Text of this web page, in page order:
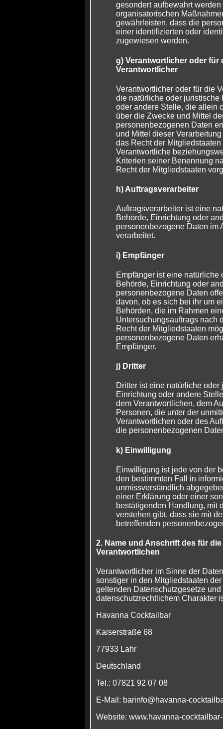
gesondert aufbewahrt
organisatorischen
gewährleisten, dass die
einer identifizierten oder
zugewiesen werden.
g) Verantwortlicher oder für
Verantwortlicher
Verantwortlicher oder für die
die natürliche oder juristische
oder andere Stelle, die allein
über die Zwecke und Mittel
personenbezogenen Daten
und Mittel dieser
das Recht der
Verantwortliche
Kriterien seiner Benennung
Recht der Mitgliedstaaten
h) Auftragsverarbeiter
Auftragsverarbeiter ist eine
Behörde, Einrichtung oder
personenbezogene Daten im
verarbeitet.
i) Empfänger
Empfänger ist eine natürliche
Behörde, Einrichtung oder
personenbezogene Daten
davon, ob es sich bei ihr um
Behörden, die im Rahmen
Untersuchungsauftrags nach
Recht der Mitgliedstaaten
personenbezogene Daten
Empfänger.
j) Dritter
Dritter ist eine natürliche
Einrichtung oder andere
dem Verantwortlichen, dem
Personen, die unter der
Verantwortlichen oder des
die personenbezogenen
k) Einwilligung
Einwilligung ist jede von der
den bestimmten Fall in
unmissverständlich
einer Erklärung oder einer
bestätigenden Handlung, mit
verstehen gibt, dass sie mit
betreffenden
2. Name und Anschrift des für
Verantwortlichen
Verantwortlicher im Sinne der
sonstiger in den Mitgliedstaaten
geltenden Datenschutzgesetze
datenschutzrechtlichem Charakter
Havanna Cocktailbar
Kaiserstraße 68
77933 Lahr
Deutschland
Tel.: 07821 92 07 08
E-Mail: barinfo@havanna-
Website: www.havanna-